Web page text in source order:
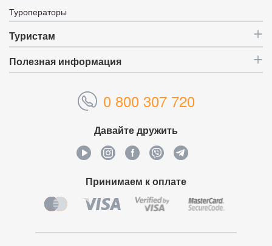
Туроператоры
Туристам
Полезная информация
0 800 307 720
Давайте дружить
Принимаем к оплате